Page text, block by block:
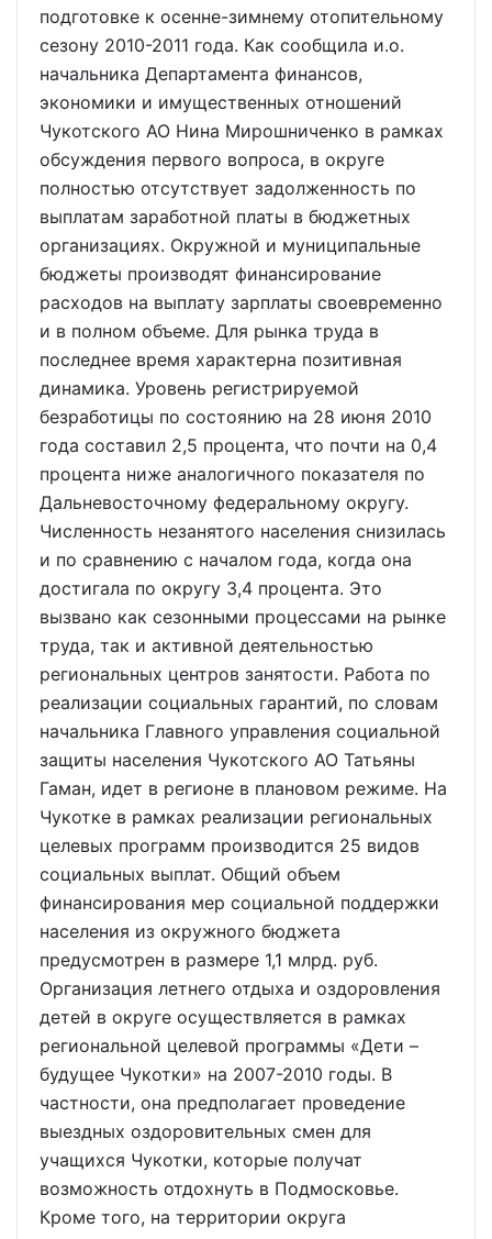
подготовке к осенне-зимнему отопительному
сезону 2010-2011 года. Как сообщила и.о.
начальника Департамента финансов,
экономики и имущественных отношений
Чукотского АО Нина Мирошниченко в рамках
обсуждения первого вопроса, в округе
полностью отсутствует задолженность по
выплатам заработной платы в бюджетных
организациях. Окружной и муниципальные
бюджеты производят финансирование
расходов на выплату зарплаты своевременно
и в полном объеме. Для рынка труда в
последнее время характерна позитивная
динамика. Уровень регистрируемой
безработицы по состоянию на 28 июня 2010
года составил 2,5 процента, что почти на 0,4
процента ниже аналогичного показателя по
Дальневосточному федеральному округу.
Численность незанятого населения снизилась
и по сравнению с началом года, когда она
достигала по округу 3,4 процента. Это
вызвано как сезонными процессами на рынке
труда, так и активной деятельностью
региональных центров занятости. Работа по
реализации социальных гарантий, по словам
начальника Главного управления социальной
защиты населения Чукотского АО Татьяны
Гаман, идет в регионе в плановом режиме. На
Чукотке в рамках реализации региональных
целевых программ производится 25 видов
социальных выплат. Общий объем
финансирования мер социальной поддержки
населения из окружного бюджета
предусмотрен в размере 1,1 млрд. руб.
Организация летнего отдыха и оздоровления
детей в округе осуществляется в рамках
региональной целевой программы «Дети –
будущее Чукотки» на 2007-2010 годы. В
частности, она предполагает проведение
выездных оздоровительных смен для
учащихся Чукотки, которые получат
возможность отдохнуть в Подмосковье.
Кроме того, на территории округа